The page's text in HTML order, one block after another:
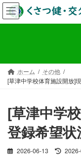
コ
ン
テ
ス
ナ
ビ
ゲ
ン
ホーム
その他
[草津中学校体育施設開放]
[草津中学
登録希望
2026-06-13
最